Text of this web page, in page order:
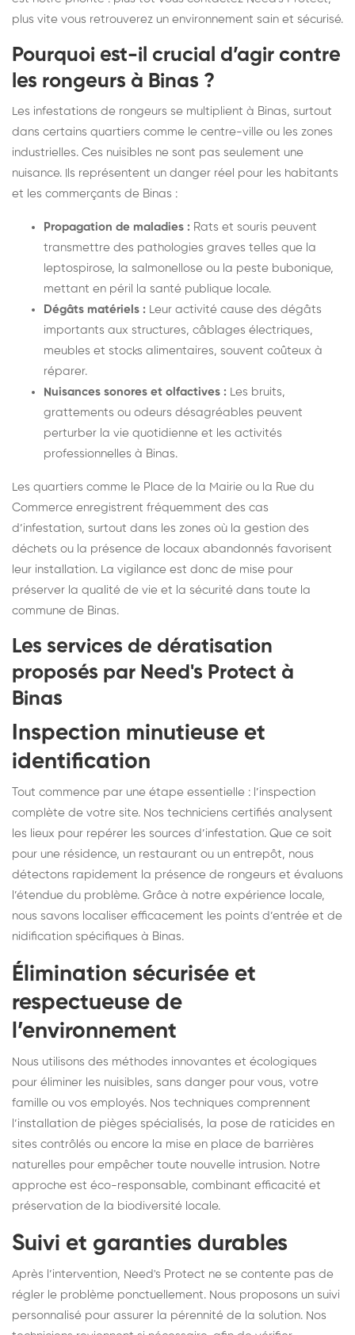
plus vite vous retrouverez un environnement sain et sécurisé.
Pourquoi est-il crucial d’agir contre
les rongeurs à Binas ?
Les infestations de rongeurs se multiplient à Binas, surtout
dans certains quartiers comme le centre-ville ou les zones
industrielles. Ces nuisibles ne sont pas seulement une
nuisance. Ils représentent un danger réel pour les habitants
et les commerçants de Binas :
Propagation de maladies : Rats et souris peuvent
transmettre des pathologies graves telles que la
leptospirose, la salmonellose ou la peste bubonique,
mettant en péril la santé publique locale.
Dégâts matériels : Leur activité cause des dégâts
importants aux structures, câblages électriques,
meubles et stocks alimentaires, souvent coûteux à
réparer.
Nuisances sonores et olfactives : Les bruits,
grattements ou odeurs désagréables peuvent
perturber la vie quotidienne et les activités
professionnelles à Binas.
Les quartiers comme le Place de la Mairie ou la Rue du
Commerce enregistrent fréquemment des cas
d’infestation, surtout dans les zones où la gestion des
déchets ou la présence de locaux abandonnés favorisent
leur installation. La vigilance est donc de mise pour
préserver la qualité de vie et la sécurité dans toute la
commune de Binas.
Les services de dératisation
proposés par Need's Protect à
Binas
Inspection minutieuse et
identification
Tout commence par une étape essentielle : l’inspection
complète de votre site. Nos techniciens certifiés analysent
les lieux pour repérer les sources d’infestation. Que ce soit
pour une résidence, un restaurant ou un entrepôt, nous
détectons rapidement la présence de rongeurs et évaluons
l’étendue du problème. Grâce à notre expérience locale,
nous savons localiser efficacement les points d’entrée et de
nidification spécifiques à Binas.
Élimination sécurisée et
respectueuse de
l’environnement
Nous utilisons des méthodes innovantes et écologiques
pour éliminer les nuisibles, sans danger pour vous, votre
famille ou vos employés. Nos techniques comprennent
l’installation de pièges spécialisés, la pose de raticides en
sites contrôlés ou encore la mise en place de barrières
naturelles pour empêcher toute nouvelle intrusion. Notre
approche est éco-responsable, combinant efficacité et
préservation de la biodiversité locale.
Suivi et garanties durables
Après l’intervention, Need's Protect ne se contente pas de
régler le problème ponctuellement. Nous proposons un suivi
personnalisé pour assurer la pérennité de la solution. Nos